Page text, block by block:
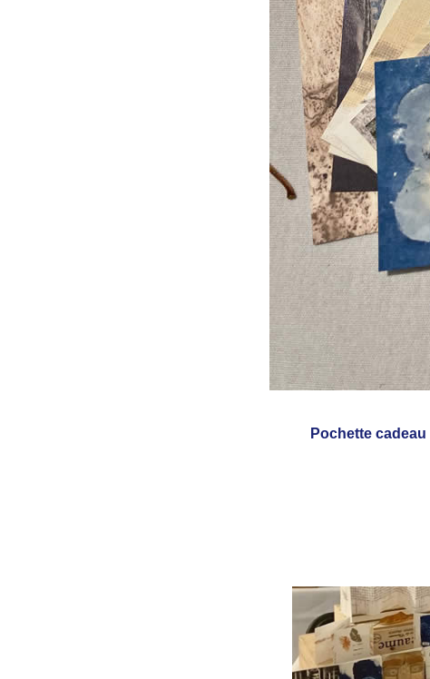
Pochette cadeau